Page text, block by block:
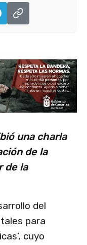
una charla
de la
de la
del
para
cuyo